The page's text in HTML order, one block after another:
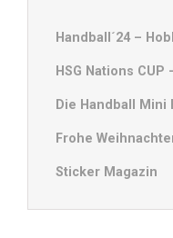
Handball´24 –
HSG Nations
Die Handball Mini
Frohe
Sticker Magazin